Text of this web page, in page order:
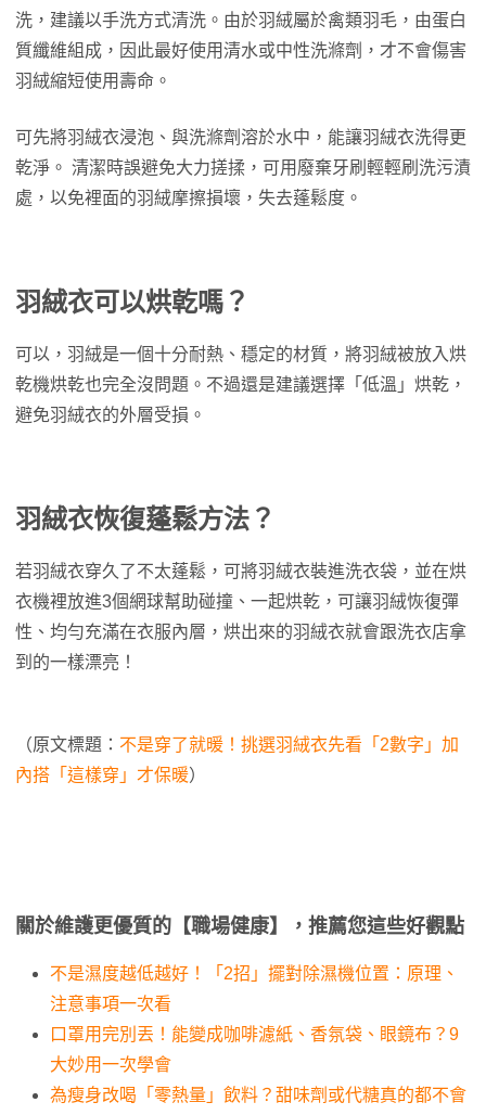
洗，建議以手洗方式清洗。由於羽絨屬於禽類羽毛，由蛋白
質纖維組成，因此最好使用清水或中性洗滌劑，才不會傷害
羽絨縮短使用壽命。
可先將羽絨衣浸泡、與洗滌劑溶於水中，能讓羽絨衣洗得更
乾淨。 清潔時誤避免大力搓揉，可用廢棄牙刷輕輕刷洗污漬
處，以免裡面的羽絨摩擦損壞，失去蓬鬆度。
羽絨衣可以烘乾嗎？
可以，羽絨是一個十分耐熱、穩定的材質，將羽絨被放入烘
乾機烘乾也完全沒問題。不過還是建議選擇「低溫」烘乾，
避免羽絨衣的外層受損。
羽絨衣恢復蓬鬆方法？
若羽絨衣穿久了不太蓬鬆，可將羽絨衣裝進洗衣袋，並在烘
衣機裡放進3個網球幫助碰撞、一起烘乾，可讓羽絨恢復彈
性、均勻充滿在衣服內層，烘出來的羽絨衣就會跟洗衣店拿
到的一樣漂亮！
（原文標題： 不是穿了就暖！挑選羽絨衣先看「2數字」加
內搭「這樣穿」才保暖）
關於維護更優質的【職場健康】，推薦您這些好觀點
不是濕度越低越好！「2招」擺對除濕機位置：原理、
注意事項一次看
口罩用完別丟！能變成咖啡濾紙、香氛袋、眼鏡布？9
大妙用一次學會
為瘦身改喝「零熱量」飲料？甜味劑或代糖真的都不會